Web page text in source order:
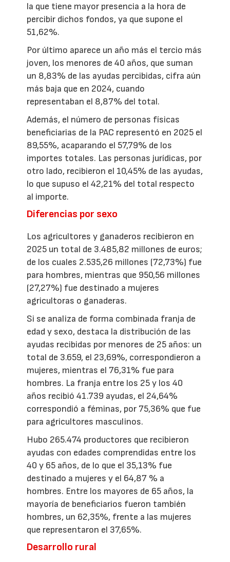
la que tiene mayor presencia a la hora de
percibir dichos fondos, ya que supone el
51,62%.
Por último aparece un año más el tercio más
joven, los menores de 40 años, que suman
un 8,83% de las ayudas percibidas, cifra aún
más baja que en 2024, cuando
representaban el 8,87% del total.
Además, el número de personas físicas
beneficiarias de la PAC representó en 2025 el
89,55%, acaparando el 57,79% de los
importes totales. Las personas jurídicas, por
otro lado, recibieron el 10,45% de las ayudas,
lo que supuso el 42,21% del total respecto
al importe.
Diferencias por sexo
Los agricultores y ganaderos recibieron en
2025 un total de 3.485,82 millones de euros;
de los cuales 2.535,26 millones (72,73%) fue
para hombres, mientras que 950,56 millones
(27,27%) fue destinado a mujeres
agricultoras o ganaderas.
Si se analiza de forma combinada franja de
edad y sexo, destaca la distribución de las
ayudas recibidas por menores de 25 años: un
total de 3.659, el 23,69%, correspondieron a
mujeres, mientras el 76,31% fue para
hombres. La franja entre los 25 y los 40
años recibió 41.739 ayudas, el 24,64%
correspondió a féminas, por 75,36% que fue
para agricultores masculinos.
Hubo 265.474 productores que recibieron
ayudas con edades comprendidas entre los
40 y 65 años, de lo que el 35,13% fue
destinado a mujeres y el 64,87 % a
hombres. Entre los mayores de 65 años, la
mayoría de beneficiarios fueron también
hombres, un 62,35%, frente a las mujeres
que representaron el 37,65%.
Desarrollo rural